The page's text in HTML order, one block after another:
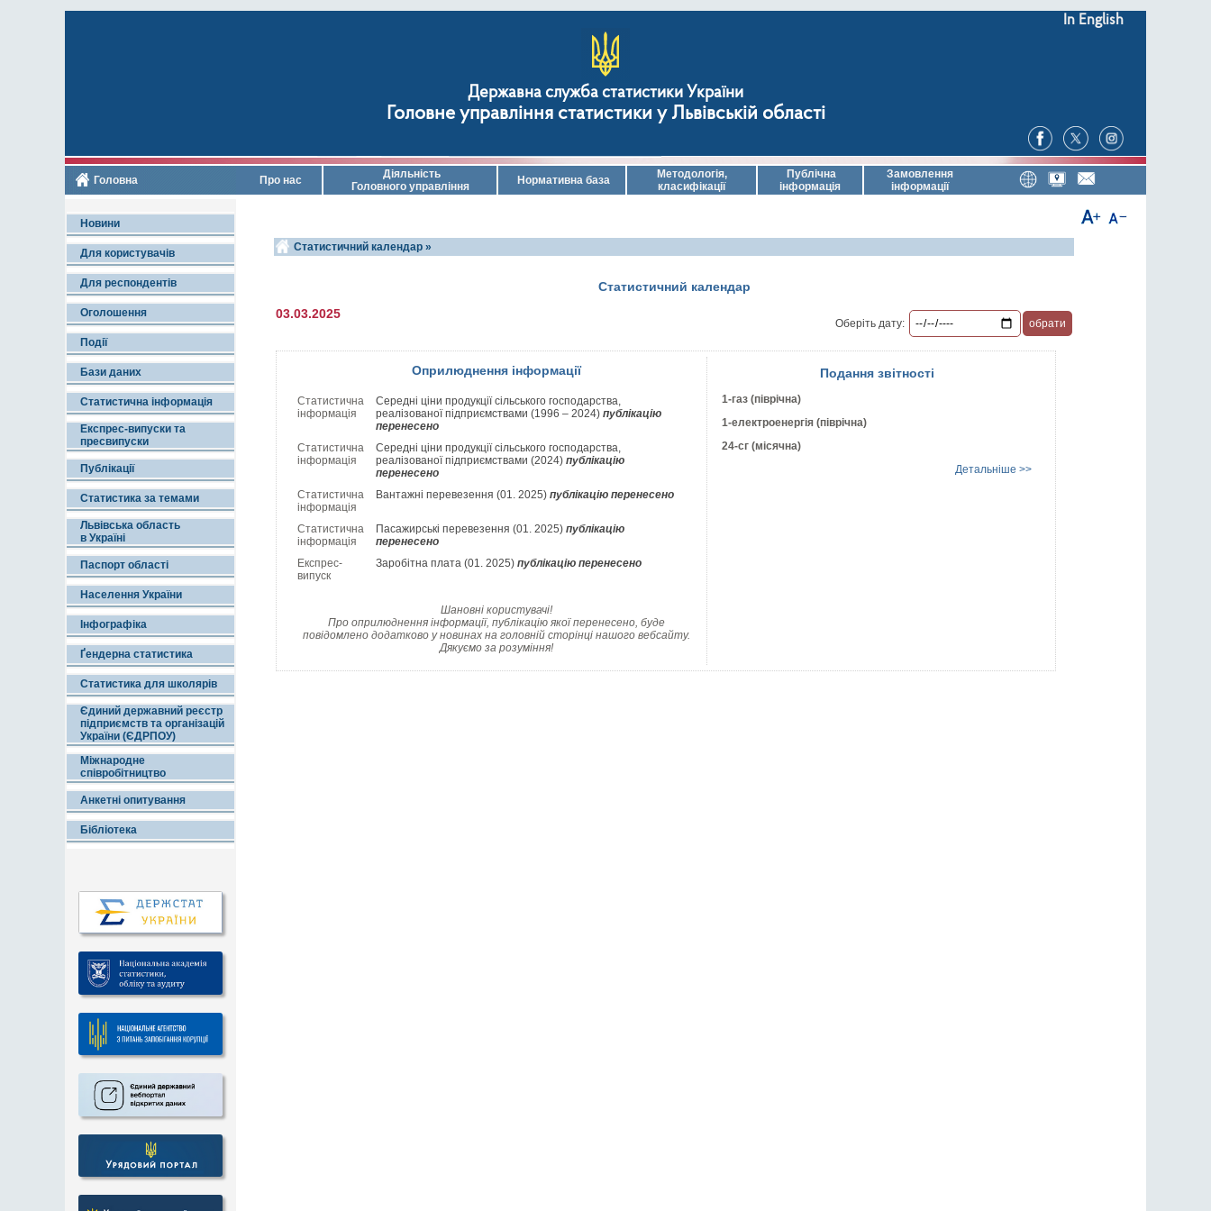
In English
Державна служба статистики України
Головне управління статистики у Львівській області
Головна Про нас
Діяльність
Головного управління
Нормативна база
Методологія,
класифікації
Публічна
інформація
Замовлення
інформації
Новини
Для користувачів
Для респондентів
Оголошення
Події
Бази даних
Статистична інформація
Експрес-випуски та
пресвипуски
Публікації
Статистика за темами
Львівська область
в Україні
Паспорт області
Населення України
Інфографіка
Ґендерна статистика
Статистика для школярів
Єдиний державний реєстр
підприємств та організацій
України (ЄДРПОУ)
Міжнародне
співробітництво
Анкетні опитування
Бібліотека
Статистичний календар »
Статистичний календар
Оберіть дату:
03.03.2025
Оприлюднення інформації
Статистична
інформація
Середні ціни продукції сільського господарства,
реалізованої підприємствами (1996 – 2024) публікацію
перенесено
Статистична
інформація
Середні ціни продукції сільського господарства,
реалізованої підприємствами (2024) публікацію
перенесено
Статистична
інформація
Вантажні перевезення (01. 2025) публікацію перенесено
Статистична
інформація
Пасажирські перевезення (01. 2025) публікацію
перенесено
Експрес-
випуск
Заробітна плата (01. 2025) публікацію перенесено
Шановні користувачі!
Про оприлюднення інформації, публікацію якої перенесено, буде
повідомлено додатково у новинах на головній сторінці нашого вебсайту.
Дякуємо за розуміння!
Подання звітності
1-газ (піврічна)
1-електроенергія (піврічна)
24-сг (місячна)
Детальніше >>